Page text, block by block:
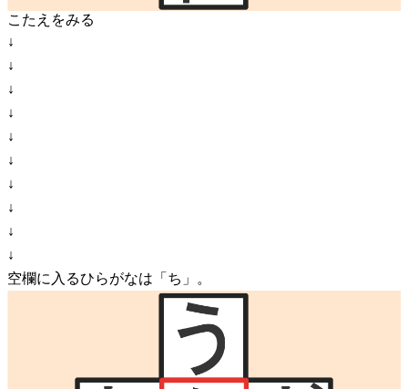
こたえをみる
↓
↓
↓
↓
↓
↓
↓
↓
↓
↓
空欄に入るひらがなは「ち」。